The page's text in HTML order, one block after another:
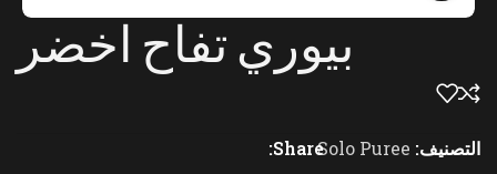
بيوري تفاح اخضر
التصنيف: Solo Puree
Share: